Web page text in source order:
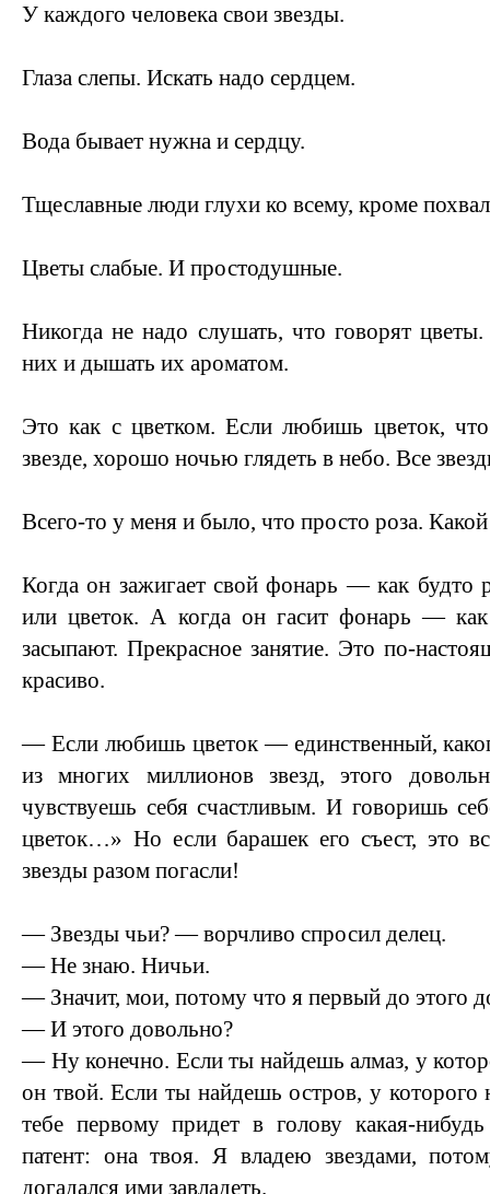
У каждого человека свои звезды.
Глаза слепы. Искать надо сердцем.
Вода бывает нужна и сердцу.
Тщеславные люди глухи ко всему, кроме
Цветы слабые. И простодушные.
Никогда не надо слушать, что говорят
них и дышать их ароматом.
Это как с цветком. Если любишь цветок, что
звезде, хорошо ночью глядеть в небо. Все
Всего-то у меня и было, что просто роза.
Когда он зажигает свой фонарь — как будто
или цветок. А когда он гасит фонарь — как
засыпают. Прекрасное занятие. Это по-
красиво.
— Если любишь цветок — единственный,
из многих миллионов звезд, этого
чувствуешь себя счастливым. И говоришь
цветок…» Но если барашек его съест, это
звезды разом погасли!
— Звезды чьи? — ворчливо спросил делец.
— Не знаю. Ничьи.
— Значит, мои, потому что я первый до этого
— И этого довольно?
— Ну конечно. Если ты найдешь алмаз, у
он твой. Если ты найдешь остров, у которого
тебе первому придет в голову какая-
патент: она твоя. Я владею звездами,
догадался ими завладеть.